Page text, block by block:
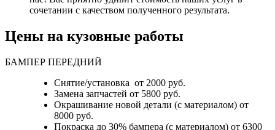
сочетании с качеством полученного результата.
Цены на кузовные работы
БАМПЕР ПЕРЕДНИЙ
Снятие/установка от 2000 руб.
Замена запчастей от 5800 руб.
Окрашивание новой детали (с материалом) от
8000 руб.
Покраска до 30% бампера (с материалом) от 6300